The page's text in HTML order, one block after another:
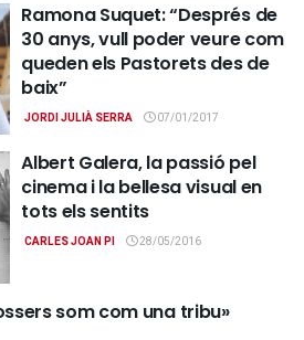
Ramona Suquet: “Després de
30 anys, vull poder veure com
queden els Pastorets des de
baix”
JORDI JULIÀ SERRA 07/01/2017
Albert Galera, la passió pel
cinema i la bellesa visual en
tots els sentits
CARLES JOAN PI 28/05/2016
som com una tribu»